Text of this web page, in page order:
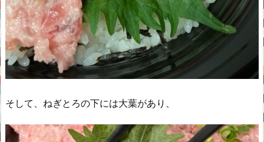
そして、ねぎとろの下には大葉があり、